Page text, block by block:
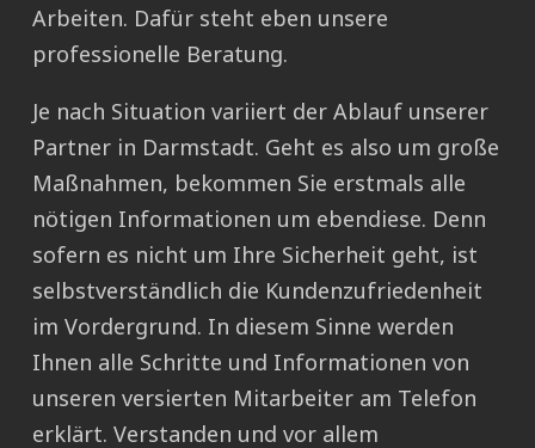
Arbeiten. Dafür steht eben unsere
professionelle Beratung.
Je nach Situation variiert der Ablauf unserer
Partner in Darmstadt. Geht es also um große
Maßnahmen, bekommen Sie erstmals alle
nötigen Informationen um ebendiese. Denn
sofern es nicht um Ihre Sicherheit geht, ist
selbstverständlich die Kundenzufriedenheit
im Vordergrund. In diesem Sinne werden
Ihnen alle Schritte und Informationen von
unseren versierten Mitarbeiter am Telefon
erklärt. Verstanden und vor allem